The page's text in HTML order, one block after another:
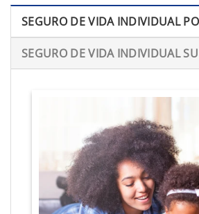
SEGURO DE VIDA INDIVIDUAL
SEGURO DE VIDA INDIVIDUAL